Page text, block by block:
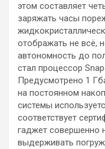
этом составляет
заряжать часы
отображать не всё,
автономность до
стал процессор
Предусмотрено 1
на постоянном
системы
соответствует
гаджет совершенно
выдерживать